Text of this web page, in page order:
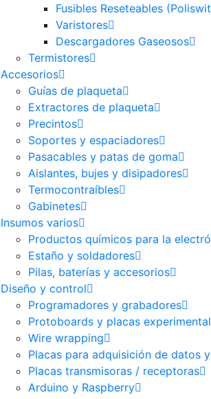
Fusibles Reseteables
Varistores
Descargadores Gaseosos
Termistores
Accesorios
Guías de plaqueta
Extractores de plaqueta
Precintos
Soportes y espaciadores
Pasacables y patas de goma
Aislantes, bujes y disipadores
Termocontraíbles
Gabinetes
Insumos varios
Productos químicos para la
Estaño y soldadores
Pilas, baterías y accesorios
Diseño y control
Programadores y grabadores
Protoboards y placas
Wire wrapping
Placas para adquisición de datos
Placas transmisoras / receptoras
Arduino y Raspberry